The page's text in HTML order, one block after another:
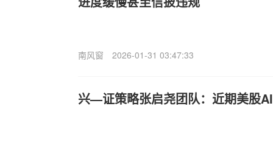
南风窗 2026-01-31 03:47:33
兴—证策略张启尧团队：近期美股